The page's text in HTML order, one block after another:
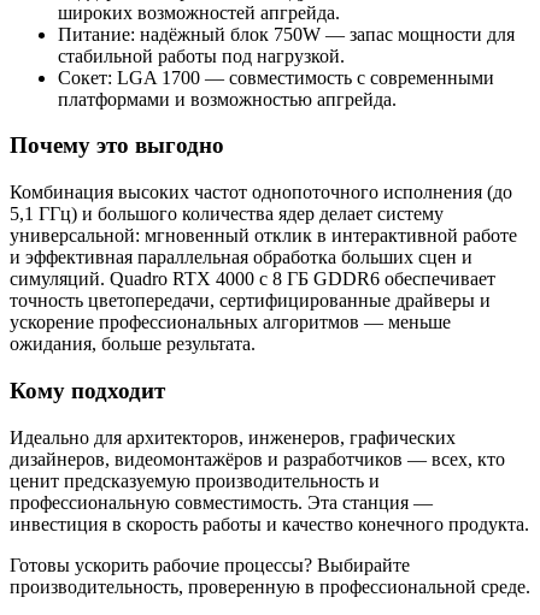
широких возможностей апгрейда.
Питание: надёжный блок 750W — запас мощности для
стабильной работы под нагрузкой.
Сокет: LGA 1700 — совместимость с современными
платформами и возможностью апгрейда.
Почему это выгодно
Комбинация высоких частот однопоточного исполнения (до
5,1 ГГц) и большого количества ядер делает систему
универсальной: мгновенный отклик в интерактивной работе
и эффективная параллельная обработка больших сцен и
симуляций. Quadro RTX 4000 с 8 ГБ GDDR6 обеспечивает
точность цветопередачи, сертифицированные драйверы и
ускорение профессиональных алгоритмов — меньше
ожидания, больше результата.
Кому подходит
Идеально для архитекторов, инженеров, графических
дизайнеров, видеомонтажёров и разработчиков — всех, кто
ценит предсказуемую производительность и
профессиональную совместимость. Эта станция —
инвестиция в скорость работы и качество конечного продукта.
Готовы ускорить рабочие процессы? Выбирайте
производительность, проверенную в профессиональной среде.